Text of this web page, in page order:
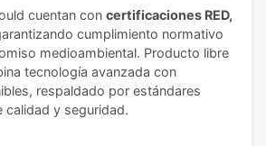
cuentan con certificaciones RED,
cumplimiento normativo
medioambiental. Producto libre
tecnología avanzada con
respaldado por estándares
calidad y seguridad.